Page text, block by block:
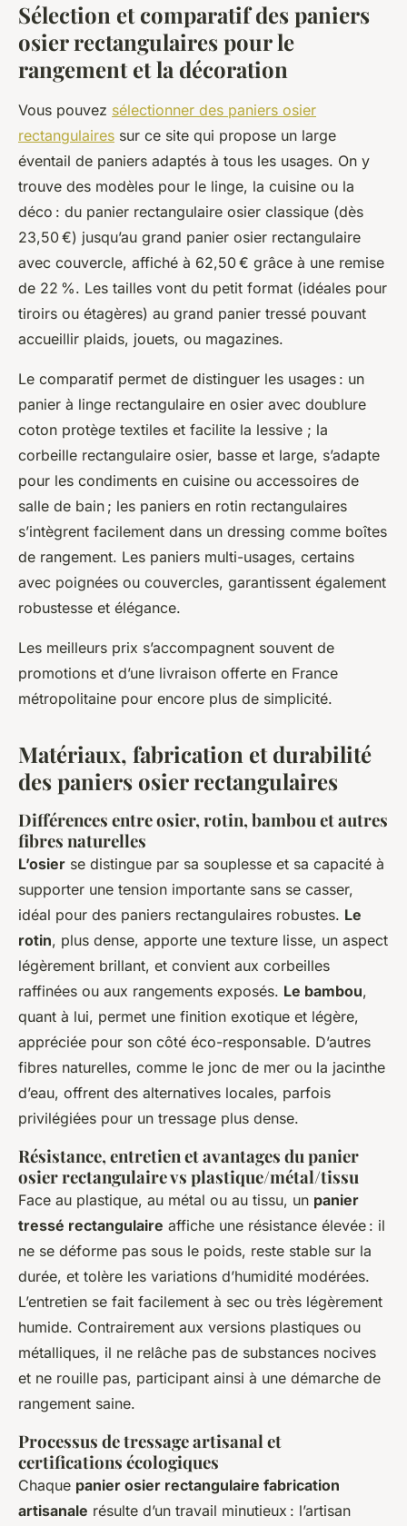
Sélection et comparatif des paniers
osier rectangulaires pour le
rangement et la décoration
Vous pouvez sélectionner des paniers osier
rectangulaires sur ce site qui propose un large
éventail de paniers adaptés à tous les usages. On y
trouve des modèles pour le linge, la cuisine ou la
déco : du panier rectangulaire osier classique (dès
23,50 €) jusqu’au grand panier osier rectangulaire
avec couvercle, affiché à 62,50 € grâce à une remise
de 22 %. Les tailles vont du petit format (idéales pour
tiroirs ou étagères) au grand panier tressé pouvant
accueillir plaids, jouets, ou magazines.
Le comparatif permet de distinguer les usages : un
panier à linge rectangulaire en osier avec doublure
coton protège textiles et facilite la lessive ; la
corbeille rectangulaire osier, basse et large, s’adapte
pour les condiments en cuisine ou accessoires de
salle de bain ; les paniers en rotin rectangulaires
s’intègrent facilement dans un dressing comme boîtes
de rangement. Les paniers multi-usages, certains
avec poignées ou couvercles, garantissent également
robustesse et élégance.
Les meilleurs prix s’accompagnent souvent de
promotions et d’une livraison offerte en France
métropolitaine pour encore plus de simplicité.
Matériaux, fabrication et durabilité
des paniers osier rectangulaires
Différences entre osier, rotin, bambou et autres
fibres naturelles
L’osier se distingue par sa souplesse et sa capacité à
supporter une tension importante sans se casser,
idéal pour des paniers rectangulaires robustes. Le
rotin, plus dense, apporte une texture lisse, un aspect
légèrement brillant, et convient aux corbeilles
raffinées ou aux rangements exposés. Le bambou,
quant à lui, permet une finition exotique et légère,
appréciée pour son côté éco-responsable. D’autres
fibres naturelles, comme le jonc de mer ou la jacinthe
d’eau, offrent des alternatives locales, parfois
privilégiées pour un tressage plus dense.
Résistance, entretien et avantages du panier
osier rectangulaire vs plastique/métal/tissu
Face au plastique, au métal ou au tissu, un panier
tressé rectangulaire affiche une résistance élevée : il
ne se déforme pas sous le poids, reste stable sur la
durée, et tolère les variations d’humidité modérées.
L’entretien se fait facilement à sec ou très légèrement
humide. Contrairement aux versions plastiques ou
métalliques, il ne relâche pas de substances nocives
et ne rouille pas, participant ainsi à une démarche de
rangement saine.
Processus de tressage artisanal et
certifications écologiques
Chaque panier osier rectangulaire fabrication
artisanale résulte d’un travail minutieux : l’artisan